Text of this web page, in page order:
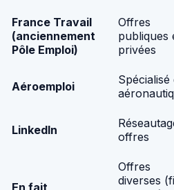
France Travail
(anciennement
Pôle Emploi)
Offres
publiques
privées
Aéroemploi
Spécialisé
LinkedIn
offres
En fait
Offres
diverses